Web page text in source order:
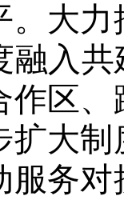
。大
融入
作区
扩大
服务